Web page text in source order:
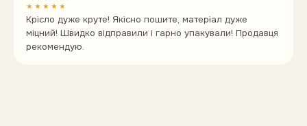
★★★★★
Крісло дуже круте! Якісно пошите, матеріал дуже
міцний! Швидко відправили і гарно упакували! Продавця
рекомендую.